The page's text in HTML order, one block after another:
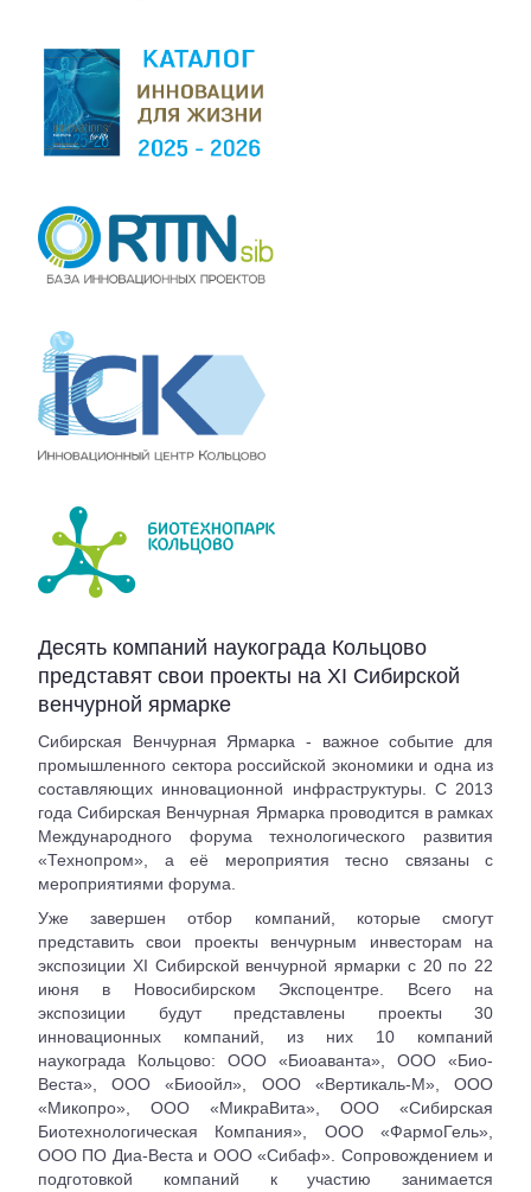
Десять компаний наукограда Кольцово
представят свои проекты на XI Сибирской
венчурной ярмарке
Сибирская Венчурная Ярмарка - важное событие для
промышленного сектора российской экономики и одна из
составляющих инновационной инфраструктуры. С 2013
года Сибирская Венчурная Ярмарка проводится в рамках
Международного форума технологического развития
«Технопром», а её мероприятия тесно связаны с
мероприятиями форума.
Уже завершен отбор компаний, которые смогут
представить свои проекты венчурным инвесторам на
экспозиции XI Сибирской венчурной ярмарки с 20 по 22
июня в Новосибирском Экспоцентре. Всего на
экспозиции будут представлены проекты 30
инновационных компаний, из них 10 компаний
наукограда Кольцово: ООО «Биоаванта», ООО «Био-
Веста», ООО «Биоойл», ООО «Вертикаль-М», ООО
«Микопро», ООО «МикраВита», ООО «Сибирская
Биотехнологическая Компания», ООО «ФармоГель»,
ООО ПО Диа-Веста и ООО «Сибаф». Сопровождением и
подготовкой компаний к участию занимается